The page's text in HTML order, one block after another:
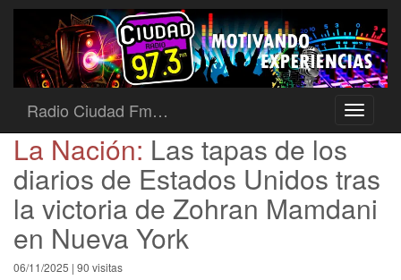
Toggle
Radio Ciudad Fm…
La Nación: Las tapas de los
diarios de Estados Unidos tras
la victoria de Zohran Mamdani
en Nueva York
06/11/2025 | 90 visitas